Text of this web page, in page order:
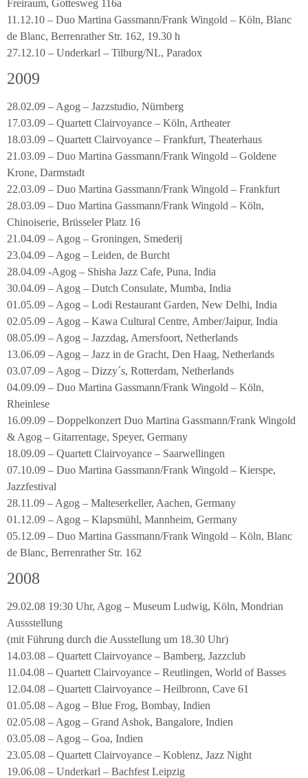
Freiraum, Gottesweg 116a
11.12.10 – Duo Martina Gassmann/Frank Wingold – Köln, Blanc
de Blanc, Berrenrather Str. 162, 19.30 h
27.12.10 – Underkarl – Tilburg/NL, Paradox
2009
28.02.09 – Agog – Jazzstudio, Nürnberg
17.03.09 – Quartett Clairvoyance – Köln, Artheater
18.03.09 – Quartett Clairvoyance – Frankfurt, Theaterhaus
21.03.09 – Duo Martina Gassmann/Frank Wingold – Goldene
Krone, Darmstadt
22.03.09 – Duo Martina Gassmann/Frank Wingold – Frankfurt
28.03.09 – Duo Martina Gassmann/Frank Wingold – Köln,
Chinoiserie, Brüsseler Platz 16
21.04.09 – Agog – Groningen, Smederij
23.04.09 – Agog – Leiden, de Burcht
28.04.09 -Agog – Shisha Jazz Cafe, Puna, India
30.04.09 – Agog – Dutch Consulate, Mumba, India
01.05.09 – Agog – Lodi Restaurant Garden, New Delhi, India
02.05.09 – Agog – Kawa Cultural Centre, Amber/Jaipur, India
08.05.09 – Agog – Jazzdag, Amersfoort, Netherlands
13.06.09 – Agog – Jazz in de Gracht, Den Haag, Netherlands
03.07.09 – Agog – Dizzy´s, Rotterdam, Netherlands
04.09.09 – Duo Martina Gassmann/Frank Wingold – Köln,
Rheinlese
16.09.09 – Doppelkonzert Duo Martina Gassmann/Frank Wingold
& Agog – Gitarrentage, Speyer, Germany
18.09.09 – Quartett Clairvoyance – Saarwellingen
07.10.09 – Duo Martina Gassmann/Frank Wingold – Kierspe,
Jazzfestival
28.11.09 – Agog – Malteserkeller, Aachen, Germany
01.12.09 – Agog – Klapsmühl, Mannheim, Germany
05.12.09 – Duo Martina Gassmann/Frank Wingold – Köln, Blanc
de Blanc, Berrenrather Str. 162
2008
29.02.08 19:30 Uhr, Agog – Museum Ludwig, Köln, Mondrian
Aussstellung
(mit Führung durch die Ausstellung um 18.30 Uhr)
14.03.08 – Quartett Clairvoyance – Bamberg, Jazzclub
11.04.08 – Quartett Clairvoyance – Reutlingen, World of Basses
12.04.08 – Quartett Clairvoyance – Heilbronn, Cave 61
01.05.08 – Agog – Blue Frog, Bombay, Indien
02.05.08 – Agog – Grand Ashok, Bangalore, Indien
03.05.08 – Agog – Goa, Indien
23.05.08 – Quartett Clairvoyance – Koblenz, Jazz Night
19.06.08 – Underkarl – Bachfest Leipzig